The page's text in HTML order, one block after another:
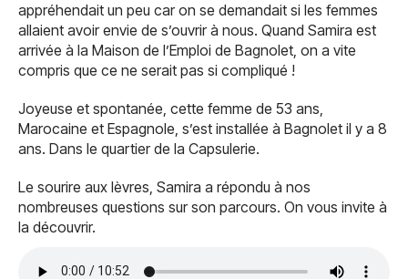
appréhendait un peu car on se demandait si les femmes
allaient avoir envie de s’ouvrir à nous. Quand Samira est
arrivée à la Maison de l’Emploi de Bagnolet, on a vite
compris que ce ne serait pas si compliqué !
Joyeuse et spontanée, cette femme de 53 ans,
Marocaine et Espagnole, s’est installée à Bagnolet il y a 8
ans. Dans le quartier de la Capsulerie.
Le sourire aux lèvres, Samira a répondu à nos
nombreuses questions sur son parcours. On vous invite à
la découvrir.